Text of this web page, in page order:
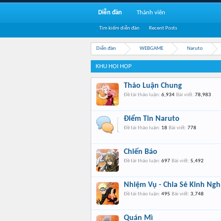
Diễn đàn WEBGAME Naruto
KHU HỘI HỌP
Thảo Luận Chung
Đề tài thảo luận: 6,934 Bài viết: 78,983
Điểm Tin Naruto
Đề tài thảo luận: 18 Bài viết: 778
Chiến Báo
Đề tài thảo luận: 697 Bài viết: 5,492
Nhiệm Vụ - Chia Sẻ Kinh
Đề tài thảo luận: 495 Bài viết: 3,748
Quán Mì
Diễn đàn
Tìm kiếm diễn đàn Recent Posts
Thành viên